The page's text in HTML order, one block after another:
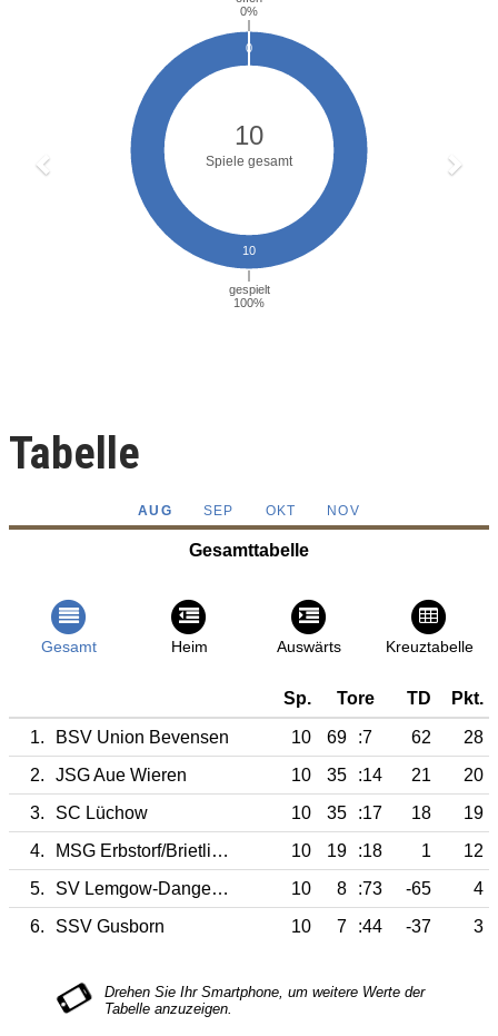
Tabelle
AUG SEP OKT NOV
Gesamttabelle
Gesamt Heim Auswärts Kreuztabelle
Sp. Tore TD Pkt.
1. BSV Union Bevensen 10 69 :7 62
28
2.
JSG Aue Wieren 10 35 :14 21
20
3.
SC Lüchow 10 35 :17 18
19
4.
MSG Erbstorf/Brietlingen II 10 19 :18 1
12
5.
SV Lemgow-Dangenstorf 10 8 :73 -65
4
6.
SSV Gusborn 10 7 :44 -37 3